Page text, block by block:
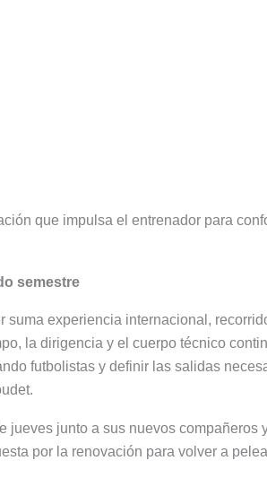
que impulsa el entrenador para
semestre
suma experiencia internacional,
la dirigencia y el cuerpo técnico
futbolistas y definir las salidas
jueves junto a sus nuevos compañeros
por la renovación para volver a